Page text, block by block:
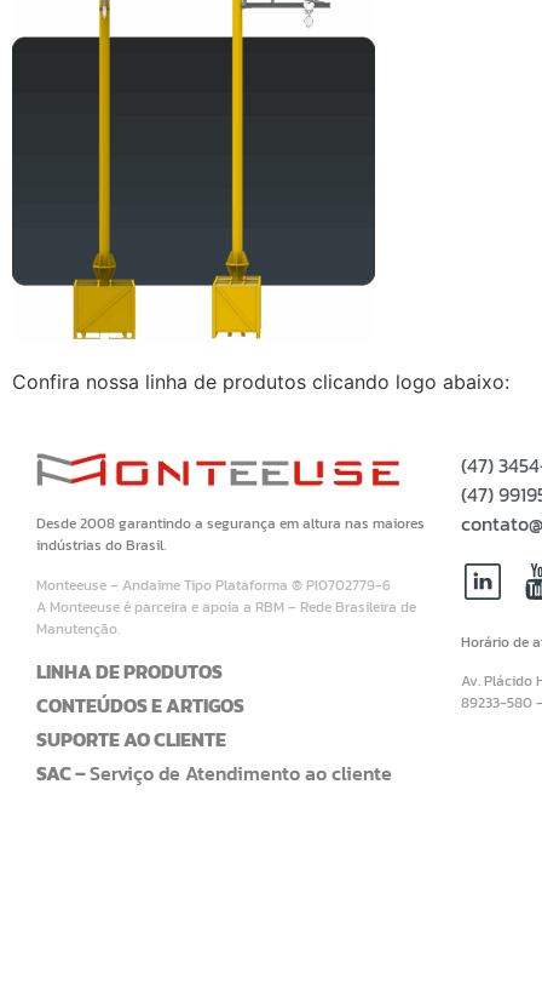
Confira nossa linha de produtos clicando logo abaixo:
Desde 2008 garantindo a segurança em altura nas maiores
indústrias do Brasil.
Monteeuse – Andaime Tipo Plataforma ® PI0702779-6
A Monteeuse é parceira e apoia a RBM – Rede Brasileira de
Manutenção.
LINHA DE PRODUTOS
CONTEÚDOS E ARTIGOS
SUPORTE AO CLIENTE
SAC –Serviço de Atendimento ao cliente
(47)
(47)
Horário de
Av. Plácido
89233-580